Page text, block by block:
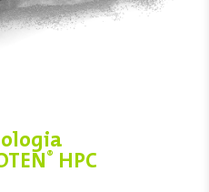
® HPC